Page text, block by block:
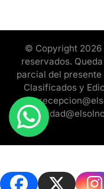
© Copyright 2026
reservados.
parcial del
Clasificados y